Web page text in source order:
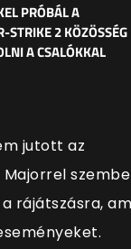
PRÓBÁL A
STRIKE 2 KÖZÖSSÉG
A CSALÓKKAL
jutott az
rájátszásra,